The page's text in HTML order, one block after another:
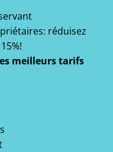
réduisez
meilleurs tarifs